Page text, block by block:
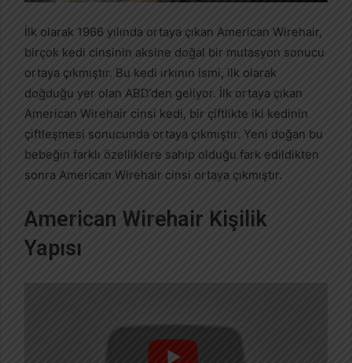
İlk olarak 1966 yılında ortaya çıkan American Wirehair,
birçok kedi cinsinin aksine doğal bir mutasyon sonucu
ortaya çıkmıştır. Bu kedi ırkının ismi, ilk olarak
doğduğu yer olan ABD’den geliyor. İlk ortaya çıkan
American Wirehair cinsi kedi, bir çiftlikte iki kedinin
çiftleşmesi sonucunda ortaya çıkmıştır. Yeni doğan bu
bebeğin farklı özelliklere sahip olduğu fark edildikten
sonra American Wirehair cinsi ortaya çıkmıştır.
American Wirehair Kişilik
Yapısı